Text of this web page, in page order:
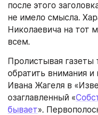
после этого
не имело смысла.
Николаевича на тот
всем.
Пролистывая газеты
обратить внимания
Ивана Жагеля в
озаглавленный «
бывает».